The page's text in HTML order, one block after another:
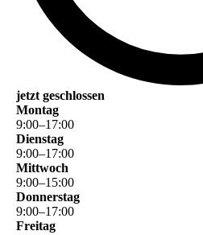
jetzt geschlossen
Montag
9:00–17:00
Dienstag
9:00–17:00
Mittwoch
9:00–15:00
Donnerstag
9:00–17:00
Freitag